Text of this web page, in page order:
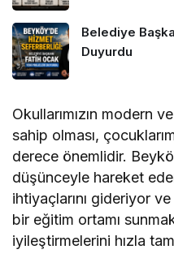
Belediye
Duyurdu
Okullarımızın modern
sahip olması,
derece önemlidir.
düşünceyle hareket
ihtiyaçlarını gideriyor
bir eğitim ortamı
iyileştirmelerini hızla